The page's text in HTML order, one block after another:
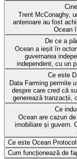
Trent McConaghy,
anterioare au fost
Ocean
De ce a
Ocean a ieșit în
guvernarea
independent, cu un
Ce este
Data Farming permite
despre care cred că
generează tranzacții,
Ce
Ocean are cazuri
imobiliare și guvern.
Ce este Ocean
Cum funcționează de